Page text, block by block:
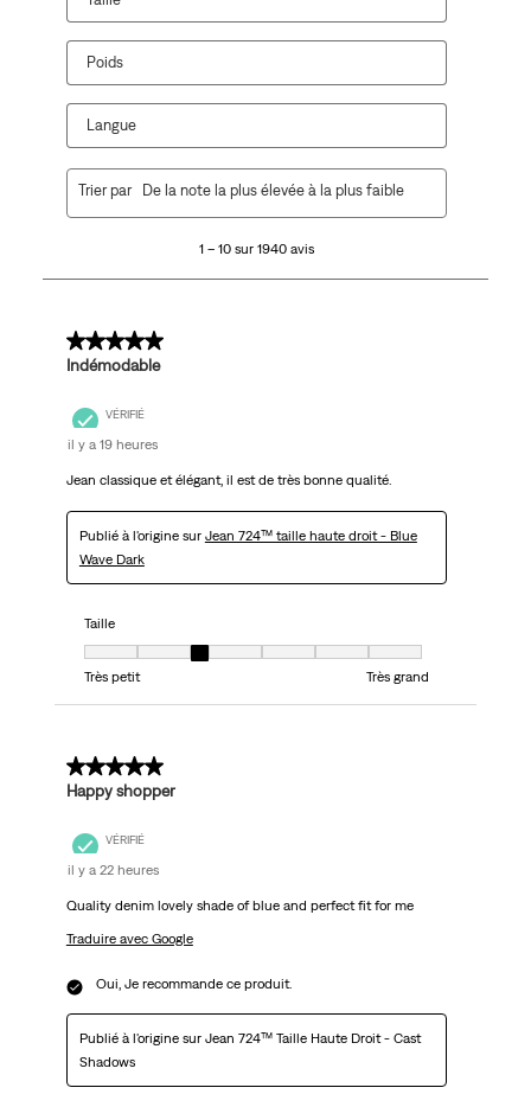
Poids
Langue
1940
1 – 10 sur 1940 avis
Trier par De la note la plus élevée à la plus faible
5 sur 5 étoiles.
Indémodable
VÉRIFIÉ
il y a 19 heures
Jean classique et élégant, il est de très bonne qualité.
Publié à l'origine sur Jean 724™ taille haute droit - Blue
Wave Dark
Taille
Taille, 3 sur 7, où 1 est égal à Très petit et 7 est égal à Très grand
Très petit
Très grand
5 sur 5 étoiles.
Happy shopper
VÉRIFIÉ
il y a 22 heures
Quality denim lovely shade of blue and perfect fit for me
Traduire avec Google
Oui, Je recommande ce produit.
Publié à l'origine sur Jean 724™ Taille Haute Droit - Cast
Shadows